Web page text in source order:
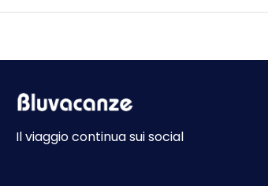
Il viaggio continua sui social